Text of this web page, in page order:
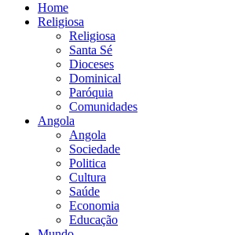
Home
Religiosa
Religiosa
Santa Sé
Dioceses
Dominical
Paróquia
Comunidades
Angola
Angola
Sociedade
Politica
Cultura
Saúde
Economia
Educação